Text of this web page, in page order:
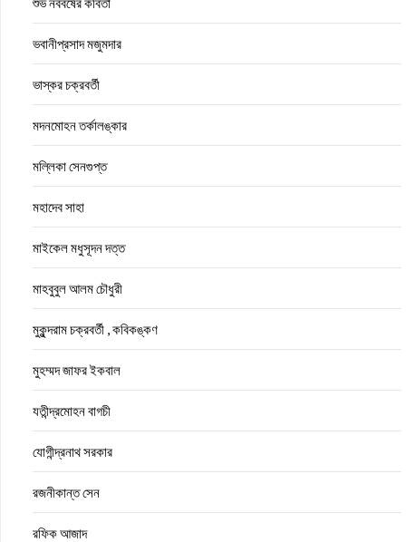
ভবানীপ্রসাদ মজুমদার
ভাস্কর চক্রবর্তী
মদনমোহন তর্কালঙ্কার
মল্লিকা সেনগুপ্ত
মহাদেব সাহা
মাইকেল মধুসূদন দত্ত
মাহবুবুল আলম চৌধুরী
মুকুন্দরাম চক্রবর্তী , কবিকঙ্কণ
মুহম্মদ জাফর ইকবাল
যতীন্দ্রমোহন বাগচী
যোগীন্দ্রনাথ সরকার
রজনীকান্ত সেন
রফিক আজাদ